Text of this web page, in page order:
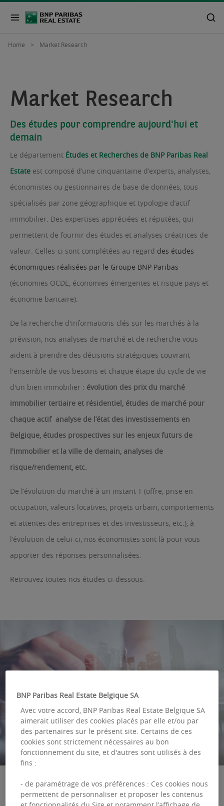
Home Market Research
Market Research
Des études pour comprendre aujourd'hui et
demain
Le département Études et Recherches de BNP Paribas Real
Estate est composé d’une cinquantaine d’experts, analystes,
économistes ou gestionnaires de base de données, tous
spécialisés par zone géographique et typologie d’actif
immobilier. Des expertises appréciées et réputées, qui
permettent de fournir des études et analyses créatrices de
valeur. Celles-ci sont complétées au regard des études
économiques réalisées par le Groupe BNP Paribas
(économies OCDE, économies émergentes et risque pays et
économie bancaire).
De la recherche d'informations-clés sur les marchés à la
prévision, nos analyses de marché et de recherche vous
aident à prendre des décisions stratégiques couvrant
l'ensemble de vos besoins et chaque étape du cycle de vie
d'un bien immobilier : évolution des prix du marché
immobilier tertiaire et résidentiel, études de marché pour
chaque actif analyse de l’état des investissements en
Belgique, études prospectives sur les enjeux futurs de
l'immobilier et la ville de demain, analyses de
risque/rendement, etc.
De l’évolution du marché à un instant T (offre, prise en
occupation, valeurs locatives, projets urbain, comportements
et attentes des entreprises et des investisseurs, etc.), à
l’évolution de celui-ci, nos économistes sont là pour vous
apporter des réponses personnalisées.
Retrouvez toutes nos études ci-dessous.
BNP Paribas Real Estate Belgique SA
Avec votre accord, BNP Paribas Real Estate Belgique SA
aimerait utiliser des cookies placés par elle et/ou par
des partenaires sur le présent site. Certains de ces
cookies sont strictement nécessaires au bon
fonctionnement du site, et d'autres sont utilisés à des
fins :
- de paramétrage de vos préférences : Ces cookies nous
permettent de personnaliser et proposer les contenus